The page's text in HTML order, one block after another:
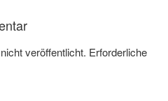
veröffentlicht. Erforderliche